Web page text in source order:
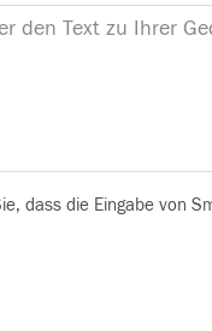
dass die Eingabe von